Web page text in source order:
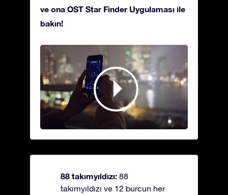
ve ona OST Star Finder Uygulaması ile
bakın!
88 takımyıldızı: 88
takımyıldızı ve 12 burcun her